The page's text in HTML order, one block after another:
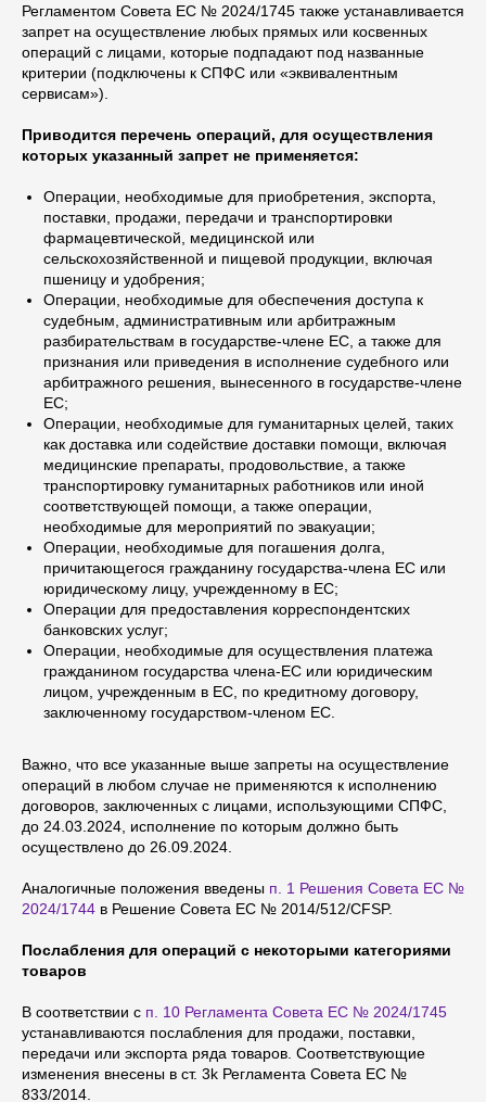
Регламентом Совета ЕС № 2024/1745 также устанавливается
запрет на осуществление любых прямых или косвенных
операций с лицами, которые подпадают под названные
критерии (подключены к СПФС или «эквивалентным
сервисам»).
Приводится перечень операций, для осуществления
которых указанный запрет не применяется:
Операции, необходимые для приобретения, экспорта,
поставки, продажи, передачи и транспортировки
фармацевтической, медицинской или
сельскохозяйственной и пищевой продукции, включая
пшеницу и удобрения;
Операции, необходимые для обеспечения доступа к
судебным, административным или арбитражным
разбирательствам в государстве-члене ЕС, а также для
признания или приведения в исполнение судебного или
арбитражного решения, вынесенного в государстве-члене
ЕС;
Операции, необходимые для гуманитарных целей, таких
как доставка или содействие доставки помощи, включая
медицинские препараты, продовольствие, а также
транспортировку гуманитарных работников или иной
соответствующей помощи, а также операции,
необходимые для мероприятий по эвакуации;
Операции, необходимые для погашения долга,
причитающегося гражданину государства-члена ЕС или
юридическому лицу, учрежденному в ЕС;
Операции для предоставления корреспондентских
банковских услуг;
Операции, необходимые для осуществления платежа
гражданином государства члена-ЕС или юридическим
лицом, учрежденным в ЕС, по кредитному договору,
заключенному государством-членом ЕС.
Важно, что все указанные выше запреты на осуществление
операций в любом случае не применяются к исполнению
договоров, заключенных с лицами, использующими СПФС,
до 24.03.2024, исполнение по которым должно быть
осуществлено до 26.09.2024.
Аналогичные положения введены п. 1 Решения Совета ЕС №
2024/1744 в Решение Совета ЕС № 2014/512/CFSP.
Послабления для операций с некоторыми категориями
товаров
В соответствии с п. 10 Регламента Совета ЕС № 2024/1745
устанавливаются послабления для продажи, поставки,
передачи или экспорта ряда товаров. Соответствующие
изменения внесены в ст. 3k Регламента Совета ЕС №
833/2014.